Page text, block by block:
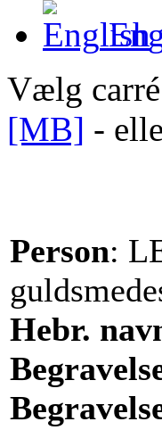
Vælg
[MB] -
Person:
Hebr.